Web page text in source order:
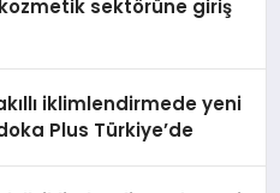
sektörüne giriş
iklimlendirmede yeni
Plus Türkiye’de